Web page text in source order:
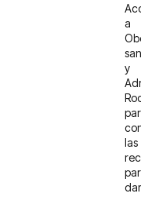
a
y
las